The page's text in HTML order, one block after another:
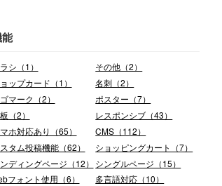
シ（1）
その他（2）
ップカード（1）
名刺（2）
マーク（2）
ポスター（7）
（2）
レスポンシブ（43）
ホ対応あり（65）
CMS（112）
タム投稿機能（62）
ショッピングカート（7）
ディングページ（12） シングルページ（15）
フォント使用（6）
多言語対応（10）